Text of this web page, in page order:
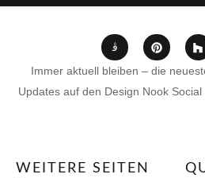
Immer aktuell bleiben – die
Updates auf den Design Nook
WEITERE SEITEN